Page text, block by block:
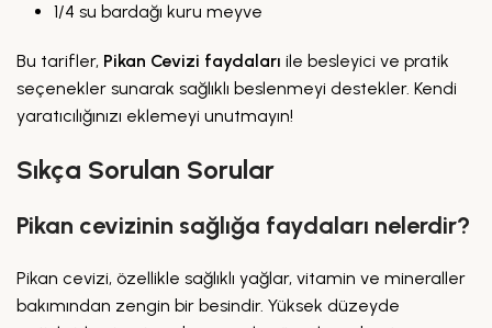
1/4 su bardağı kuru meyve
Bu tarifler, Pikan Cevizi faydaları ile besleyici ve pratik
seçenekler sunarak sağlıklı beslenmeyi destekler. Kendi
yaratıcılığınızı eklemeyi unutmayın!
Sıkça Sorulan Sorular
Pikan cevizinin sağlığa faydaları nelerdir?
Pikan cevizi, özellikle sağlıklı yağlar, vitamin ve mineraller
bakımından zengin bir besindir. Yüksek düzeyde